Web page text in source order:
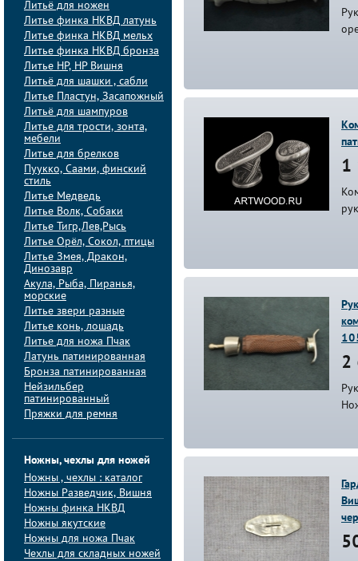
Литьё для ножен
Литье финка НКВД латунь
Литье финка НКВД мельх
Литье финка НКВД бронза
Литье НР, НР Вишня
Литьё для шашки , сабли
Литье Пластун, Засапожный
Литьё для шампуров
Литье для трости, зонта,
мебели
Литье для брелков
Пуукко, Саами, финский
стиль
Литье Медведь
Литье Волк, Собаки
Литье Тигр,Лев,Рысь
Литье Орёл, Сокол, птицы
Литье Змея, Дракон,
Динозавр
Акула, Рыба, Пиранья,
морские
Литье звери разные
Литье конь, лошадь
Литье для ножа Пчак
Латунь патинированная
Бронза патинированная
Нейзильбер
патинированный
Пряжки для ремня
Ножны, чехлы для ножей
Ножны , чехлы : каталог
Ножны Разведчик, Вишня
Ножны финка НКВД
Ножны якутские
Ножны для ножа Пчак
Чехлы для складных ножей
1
2